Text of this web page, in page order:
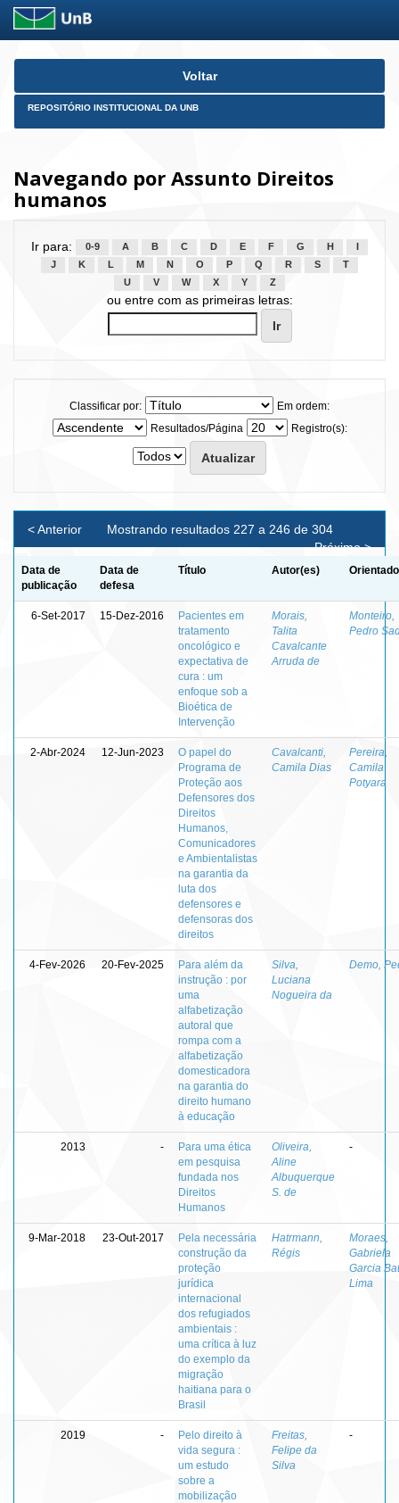
Skip
Voltar
REPOSITÓRIO INSTITUCIONAL DA UNB
Navegando por Assunto Direitos
humanos
Ir para: 0-9 A B C D E F G H
J
K L M N O P Q R S
T
U
V W X Y Z
ou entre com as primeiras letras:
Classificar por:
Em ordem:
Resultados/Página
Registro(s):
Mostrando resultados 227 a 246 de 304
< Anterior
Próximo >
Data de
publicação
Data de
defesa
Título Autor(es)
6-Set-2017 15-Dez-2016
Pacientes em
tratamento
oncológico e
expectativa de
cura : um
enfoque sob a
Bioética de
Intervenção
Morais,
Talita
Cavalcante
Arruda de
Monteiro,
Pedro
2-Abr-2024 12-Jun-2023
O papel do
Programa de
Proteção aos
Defensores dos
Direitos
Humanos,
Comunicadores
e Ambientalistas
na garantia da
luta dos
defensores e
defensoras dos
direitos
Cavalcanti,
Camila Dias
Pereira,
Camila
Potyara
4-Fev-2026 20-Fev-2025
Para além da
instrução : por
uma
alfabetização
autoral que
rompa com a
alfabetização
domesticadora
na garantia do
direito humano
à educação
Silva,
Luciana
Nogueira da
Demo,
2013 -
Para uma ética
em pesquisa
fundada nos
Direitos
Humanos
Oliveira,
Aline
Albuquerque
S. de
-
9-Mar-2018 23-Out-2017
Pela necessária
construção da
proteção
jurídica
internacional
dos refugiados
ambientais :
uma crítica à luz
do exemplo da
migração
haitiana para o
Brasil
Hatrmann,
Régis
Moraes,
Gabriela
Garcia
Lima
2019 -
Pelo direito à
vida segura :
um estudo
sobre a
mobilização
Freitas,
Felipe da
Silva
-